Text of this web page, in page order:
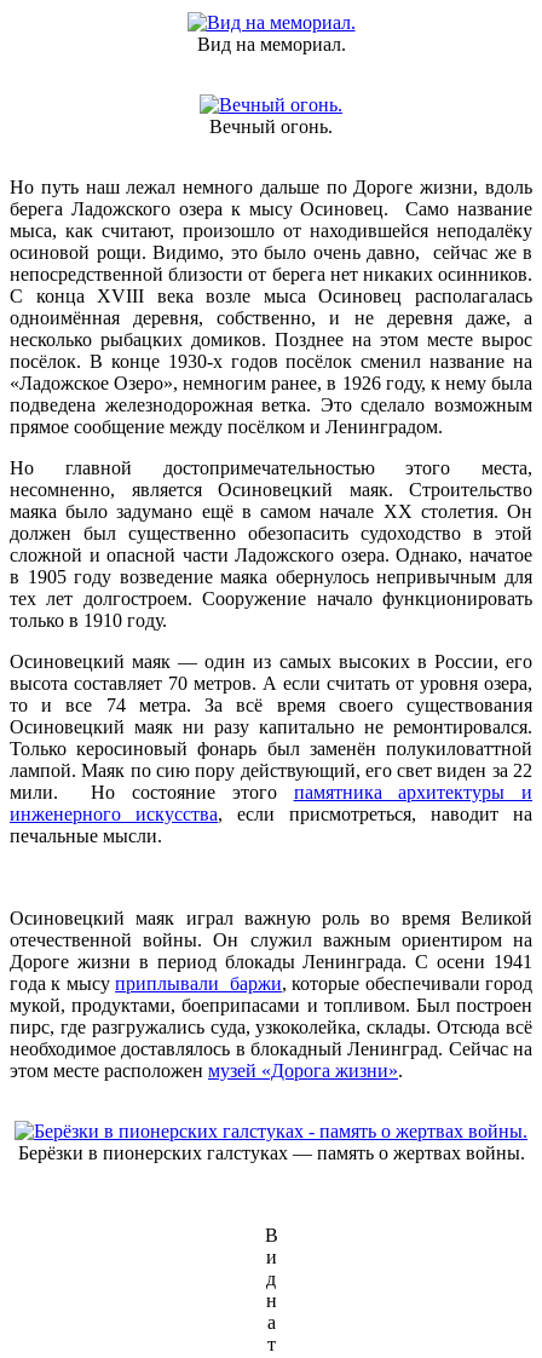
Вид на мемориал.
Вечный огонь.
Но путь наш лежал немного дальше по Дороге жизни, вдоль
берега Ладожского озера к мысу Осиновец. Само название
мыса, как считают, произошло от находившейся неподалёку
осиновой рощи. Видимо, это было очень давно, сейчас же в
непосредственной близости от берега нет никаких осинников.
С конца XVIII века возле мыса Осиновец располагалась
одноимённая деревня, собственно, и не деревня даже, а
несколько рыбацких домиков. Позднее на этом месте вырос
посёлок. В конце 1930-х годов посёлок сменил название на
«Ладожское Озеро», немногим ранее, в 1926 году, к нему была
подведена железнодорожная ветка. Это сделало возможным
прямое сообщение между посёлком и Ленинградом.
Но главной достопримечательностью этого места,
несомненно, является Осиновецкий маяк. Строительство
маяка было задумано ещё в самом начале XX столетия. Он
должен был существенно обезопасить судоходство в этой
сложной и опасной части Ладожского озера. Однако, начатое
в 1905 году возведение маяка обернулось непривычным для
тех лет долгостроем. Сооружение начало функционировать
только в 1910 году.
Осиновецкий маяк — один из самых высоких в России, его
высота составляет 70 метров. А если считать от уровня озера,
то и все 74 метра. За всё время своего существования
Осиновецкий маяк ни разу капитально не ремонтировался.
Только керосиновый фонарь был заменён полукиловаттной
лампой. Маяк по сию пору действующий, его свет виден за 22
мили. Но состояние этого памятника архитектуры и
инженерного искусства, если присмотреться, наводит на
печальные мысли.
Осиновецкий маяк играл важную роль во время Великой
отечественной войны. Он служил важным ориентиром на
Дороге жизни в период блокады Ленинграда. С осени 1941
года к мысуприплывали баржи, которые обеспечивали город
мукой, продуктами, боеприпасами и топливом. Был построен
пирс, где разгружались суда, узкоколейка, склады. Отсюда всё
необходимое доставлялось в блокадный Ленинград. Сейчас на
этом месте расположен музей «Дорога жизни».
Берёзки в пионерских галстуках — память о жертвах войны.
В
и
д
н
а
т